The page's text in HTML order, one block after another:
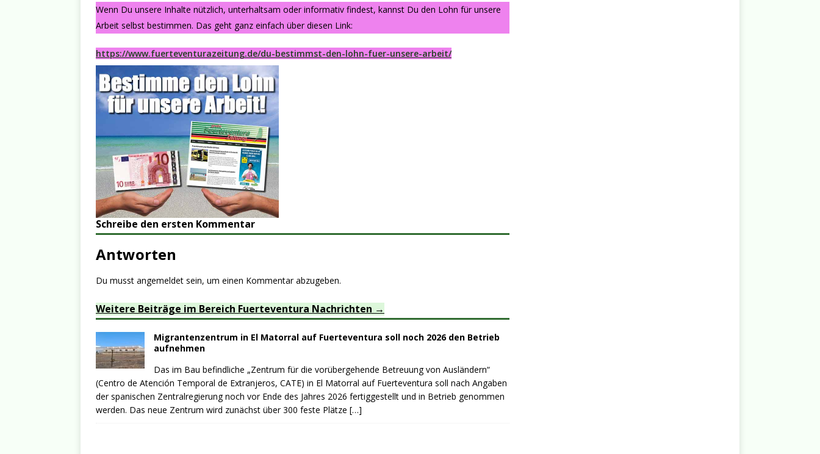
Wenn Du unsere Inhalte nützlich, unterhaltsam oder informativ findest, kannst Du den Lohn für unsere
Arbeit selbst bestimmen. Das geht ganz einfach über diesen Link:
https://www.fuerteventurazeitung.de/du-bestimmst-den-lohn-fuer-unsere-arbeit/
Schreibe den ersten Kommentar
Antworten
Du musst angemeldet sein, um einen Kommentar abzugeben.
Weitere Beiträge im Bereich Fuerteventura Nachrichten
Migrantenzentrum in El Matorral auf Fuerteventura soll noch 2026 den Betrieb
aufnehmen
Das im Bau befindliche „Zentrum für die vorübergehende Betreuung von Ausländern“
(Centro de Atención Temporal de Extranjeros, CATE) in El Matorral auf Fuerteventura soll nach Angaben
der spanischen Zentralregierung noch vor Ende des Jahres 2026 fertiggestellt und in Betrieb genommen
werden. Das neue Zentrum wird zunächst über 300 feste Plätze […]